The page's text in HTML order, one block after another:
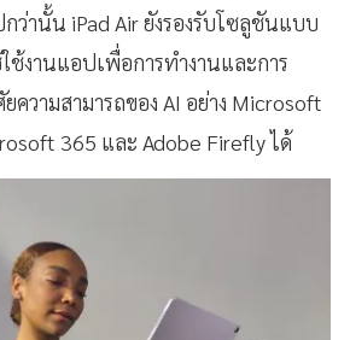
ว่านั้น iPad Air ยังรองรับโซลูชันแบบ
ช้งานแอปเพื่อการทำงานและการ
ความสามารถของ AI อย่าง Microsoft
365 และ Adobe Firefly ได้